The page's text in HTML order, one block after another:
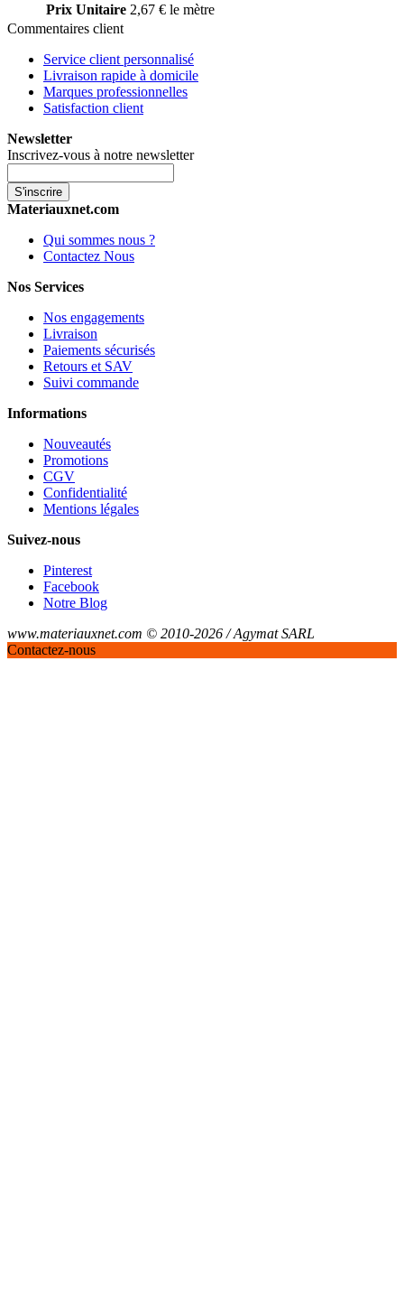
Prix Unitaire 2,67 € le mètre
Commentaires client
Service client personnalisé
Livraison rapide à domicile
Marques professionnelles
Satisfaction client
Newsletter
Inscrivez-vous à notre newsletter
S'inscrire
Materiauxnet.com
Qui sommes nous ?
Contactez Nous
Nos Services
Nos engagements
Livraison
Paiements sécurisés
Retours et SAV
Suivi commande
Informations
Nouveautés
Promotions
CGV
Confidentialité
Mentions légales
Suivez-nous
Pinterest
Facebook
Notre Blog
www.materiauxnet.com © 2010-2026 / Agymat SARL
Contactez-nous